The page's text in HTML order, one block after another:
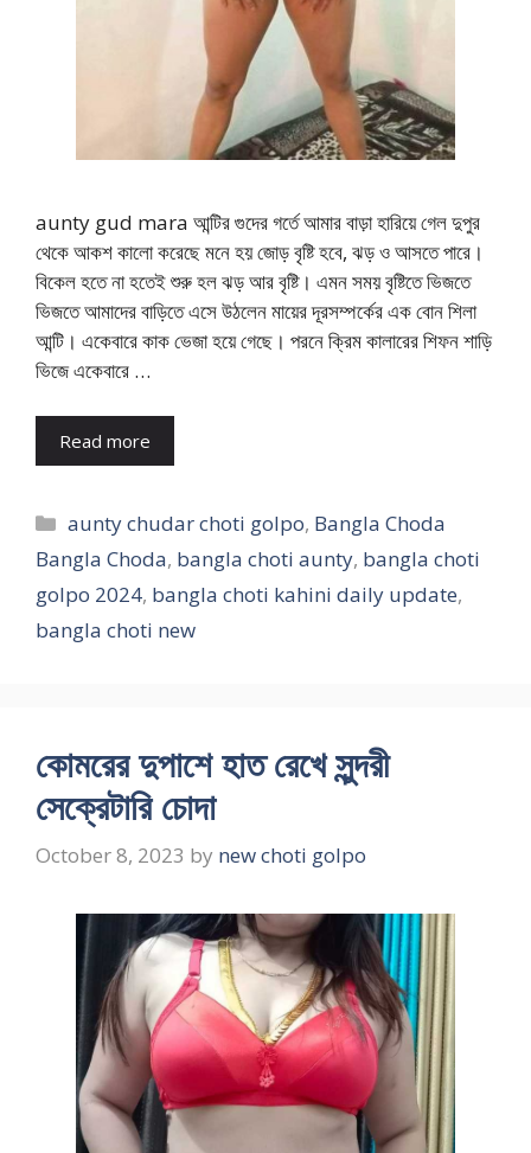
aunty gud mara আন্টির গুদের গর্তে আমার বাড়া হারিয়ে গেল দুপুর
থেকে আকশ কালো করেছে মনে হয় জোড় বৃষ্টি হবে, ঝড় ও আসতে পারে।
বিকেল হতে না হতেই শুরু হল ঝড় আর বৃষ্টি। এমন সময় বৃষ্টিতে ভিজতে
ভিজতে আমাদের বাড়িতে এসে উঠলেন মায়ের দূরসম্পর্কের এক বোন শিলা
আন্টি। একেবারে কাক ভেজা হয়ে গেছে। পরনে ক্রিম কালারের শিফন শাড়ি
ভিজে একেবারে …
Read more
Categories
aunty chudar choti golpo, Bangla Choda
Bangla Choda, bangla choti aunty, bangla choti
golpo 2024, bangla choti kahini daily update,
bangla choti new
কোমরের দুপাশে হাত রেখে সুন্দরী
সেক্রেটারি চোদা
October 8, 2023 by new choti golpo